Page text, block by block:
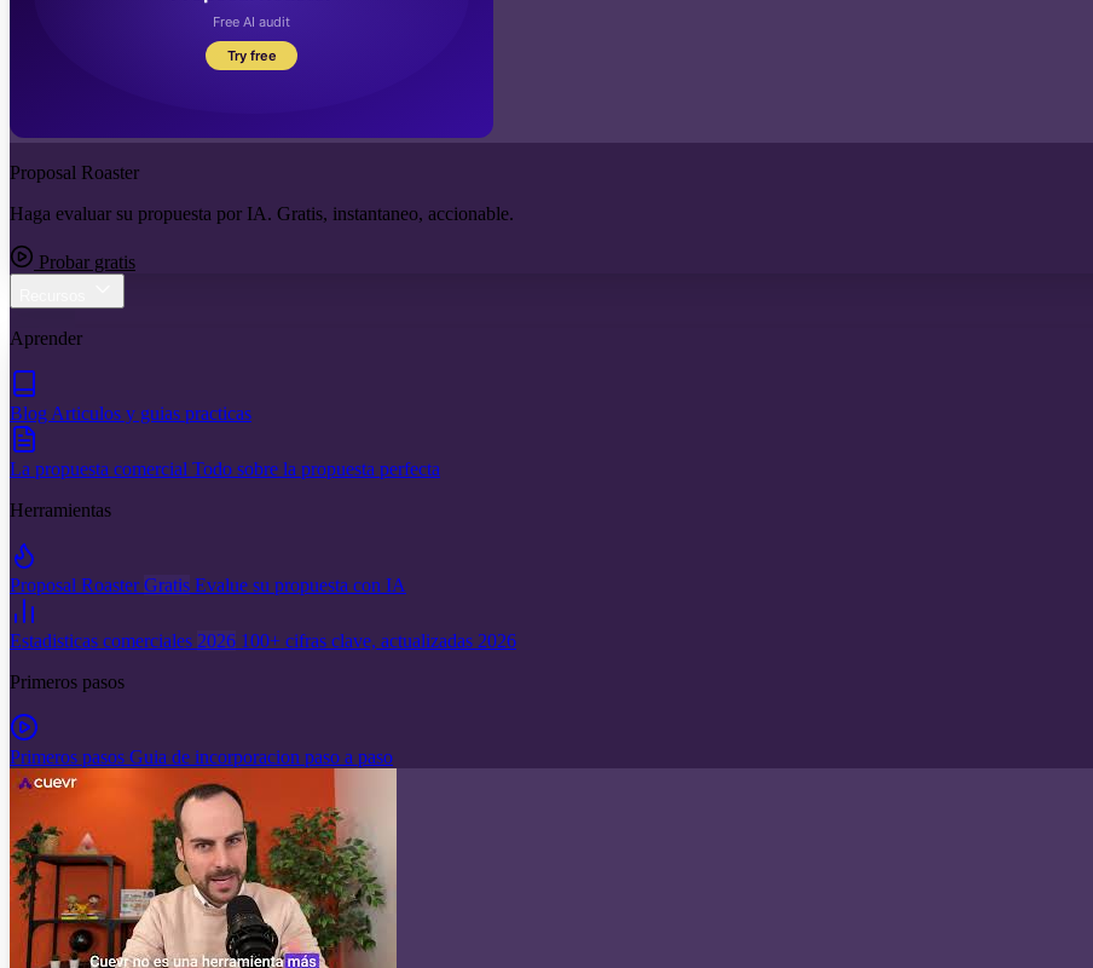
Proposal Roaster
Haga evaluar su propuesta por IA. Gratis, instantaneo, accionable.
Probar gratis
Aprender
Blog Articulos y guias practicas
La propuesta comercial Todo sobre la propuesta perfecta
Herramientas
Proposal RoasterGratis Evalue su propuesta con IA
Estadisticas comerciales 2026 100+ cifras clave, actualizadas 2026
Primeros pasos
Primeros pasos Guia de incorporacion paso a paso